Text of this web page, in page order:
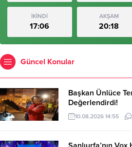
İKİNDİ
17:06
AKŞAM
20:18
Güncel Konular
Başkan Ünlüce
Değerlendirdi!
10.08.2026 14:55